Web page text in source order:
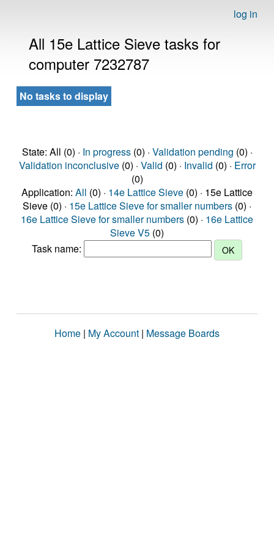
log in
All 15e Lattice Sieve tasks for
computer 7232787
No tasks to display
State: All (0) · In progress(0) · Validation pending (0) ·
Validation inconclusive(0) · Valid (0) · Invalid (0) · Error
(0)
Application: All (0) · 14e Lattice Sieve (0) · 15e Lattice
Sieve (0) · 15e Lattice Sieve for smaller numbers (0) ·
16e Lattice Sieve for smaller numbers (0) · 16e Lattice
Sieve V5 (0)
Task name:
Home | My Account | Message Boards